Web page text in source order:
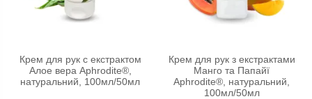
Крем для рук с екстрактом
Алое вера Aphrodite®,
натуральний, 100мл/50мл
Крем для рук з екстрактами
Манго та Папайї
Aphrodite®, натуральний,
100мл/50мл